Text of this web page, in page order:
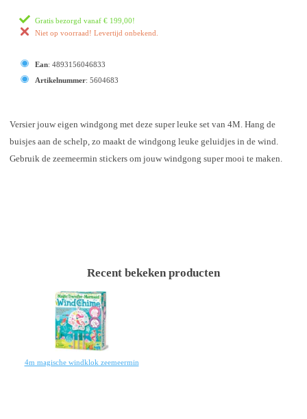
Gratis bezorgd vanaf € 199,00!
Niet op voorraad! Levertijd onbekend.
Ean: 4893156046833
Artikelnummer: 5604683
Versier jouw eigen windgong met deze super leuke set van 4M. Hang de
buisjes aan de schelp, zo maakt de windgong leuke geluidjes in de wind.
Gebruik de zeemeermin stickers om jouw windgong super mooi te maken.
Recent bekeken producten
4m magische windklok zeemeermin